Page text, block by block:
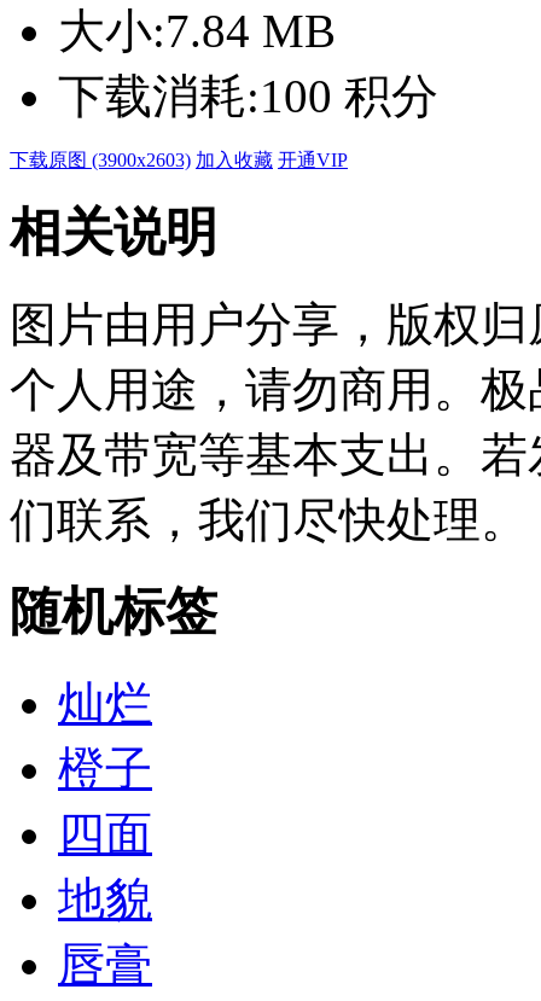
大小:7.84 MB
下载消耗:100 积分
下载原图 (3900x2603) 加入收藏 开通VIP
相关说明
图片由用户分享，版权
个人用途，请勿商用。
器及带宽等基本支出。
们联系，我们尽快处理。
随机标签
灿烂
橙子
四面
地貌
唇膏